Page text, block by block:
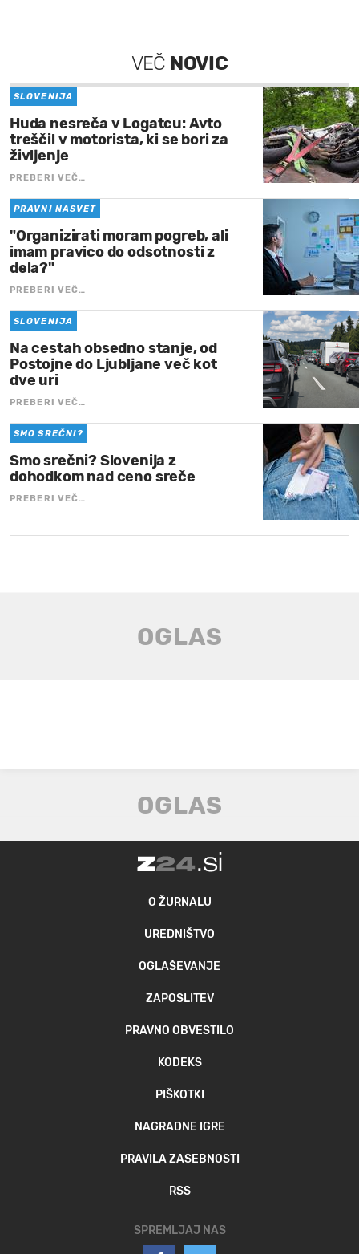
VEČ NOVIC
SLOVENIJA
Huda nesreča v Logatcu: Avto
treščil v motorista, ki se bori za
življenje
PREBERI VEČ…
PRAVNI NASVET
"Organizirati moram pogreb, ali
imam pravico do odsotnosti z
dela?"
PREBERI VEČ…
SLOVENIJA
Na cestah obsedno stanje, od
Postojne do Ljubljane več kot
dve uri
PREBERI VEČ…
SMO SREČNI?
Smo srečni? Slovenija z
dohodkom nad ceno sreče
PREBERI VEČ…
O ŽURNALU
UREDNIŠTVO
OGLAŠEVANJE
ZAPOSLITEV
PRAVNO OBVESTILO
KODEKS
PIŠKOTKI
NAGRADNE IGRE
PRAVILA ZASEBNOSTI
RSS
SPREMLJAJ NAS